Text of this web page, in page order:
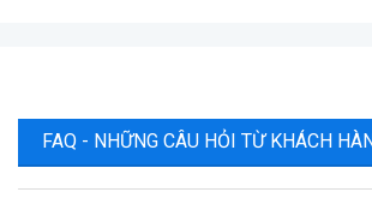
FAQ - NHỮNG CÂU HỎI TỪ KHÁCH